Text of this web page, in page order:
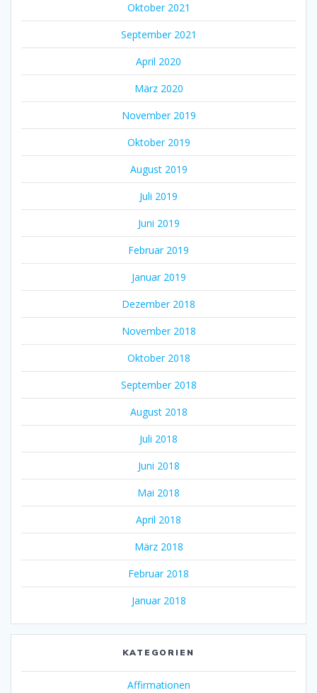
Oktober 2021
September 2021
April 2020
März 2020
November 2019
Oktober 2019
August 2019
Juli 2019
Juni 2019
Februar 2019
Januar 2019
Dezember 2018
November 2018
Oktober 2018
September 2018
August 2018
Juli 2018
Juni 2018
Mai 2018
April 2018
März 2018
Februar 2018
Januar 2018
KATEGORIEN
Affirmationen